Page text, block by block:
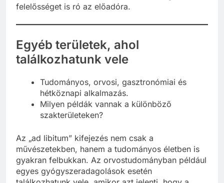
Az „ad libitum” tehát nemcsak szabadságot ad, de
Egyéb területek, ahol
találkozhatunk vele
Tudományos, orvosi, gasztronómiai és
hétköznapi alkalmazás.
Milyen példák vannak a különböző
Az „ad libitum” kifejezés nem csak a
művészetekben, hanem a tudományos életben is
gyakran felbukkan. Az orvostudományban például
egyes gyógyszeradagolások esetén